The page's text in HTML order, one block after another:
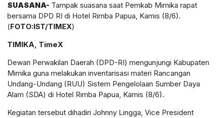
SUASANA- Tampak suasana saat Pemkab Mimika rapat
bersama DPD RI di Hotel Rimba Papua, Kamis (8/6).
(FOTO:IST/TIMEX)
TIMIKA, TimeX
Dewan Perwakilan Daerah (DPD-RI) mengunjungi Kabupaten
Mimika guna melakukan inventarisasi materi Rancangan
Undang-Undang (RUU) Sistem Pengelolaan Sumber Daya
Alam (SDA) di Hotel Rimba Papua, Kamis (8/6).
Kegiatan tersebut dihadiri Johnny Lingga, Vice President